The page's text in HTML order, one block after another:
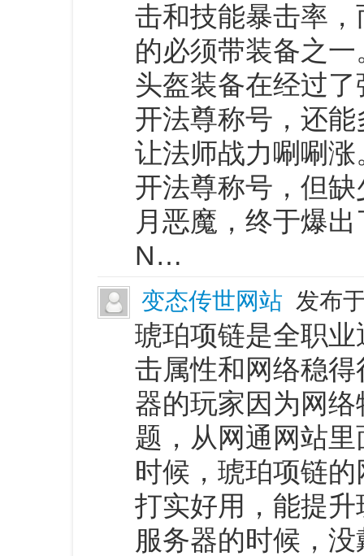
击和技能暴击率
的必须带装备之
头盔装备在经过
开法尊称号，还
让法师战力唰唰
开法尊称号，但
月恶魔，终于爆
N…
变态传世网站 发布
琥珀项链是全职
击属性和网络稳
器的玩家因为网
题，从网通网站
时候，琥珀项链
打实好用，能提
服务器的时候，